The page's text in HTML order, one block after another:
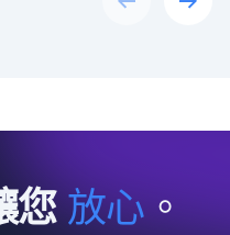
PreviousNext
您放心。